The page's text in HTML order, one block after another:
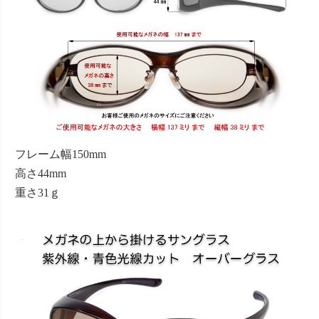
フレーム幅150mm
高さ44mm
重さ31ｇ